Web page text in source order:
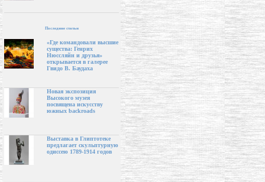
Последние статьи
«Где командовали высшие
существа: Генрих
Нюссляйн и друзья»
открывается в галерее
Гвидо В. Баудаха
Новая экспозиция
Высокого музея
посвящена искусству
южных backroads
Выставка в Глиптотеке
предлагает скульптурную
одиссею 1789-1914 годов